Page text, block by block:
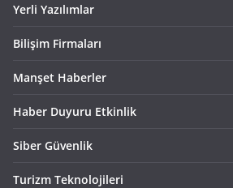
Yerli Yazılımlar
Bilişim Firmaları
Manşet Haberler
Haber Duyuru Etkinlik
Siber Güvenlik
Turizm Teknolojileri